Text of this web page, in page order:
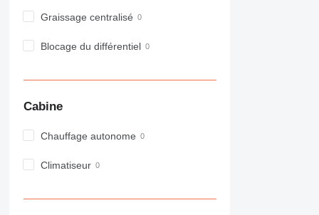
988
992
CB
D series
F-series
Graissage centralisé
Blocage du différentiel
Cabine
Chauffage autonome
Climatiseur